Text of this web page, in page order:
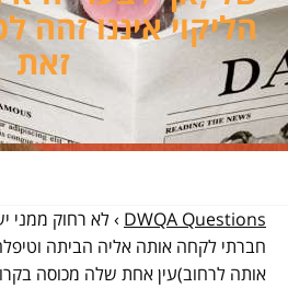
הליקוי איננו זהה
זאת
DWQA Questions
›לא רחוק ממני
חברתי לקחה אותה אליה הביתה
אותה לרחוב)עין אחת שלה מכוסה